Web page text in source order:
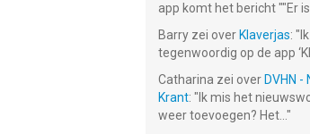
app komt het bericht ""Er is
Barry zei over Klaverjas: "
tegenwoordig op de app
Catharina zei over DVHN -
Krant: " Ik mis het
weer toevoegen? Het... "